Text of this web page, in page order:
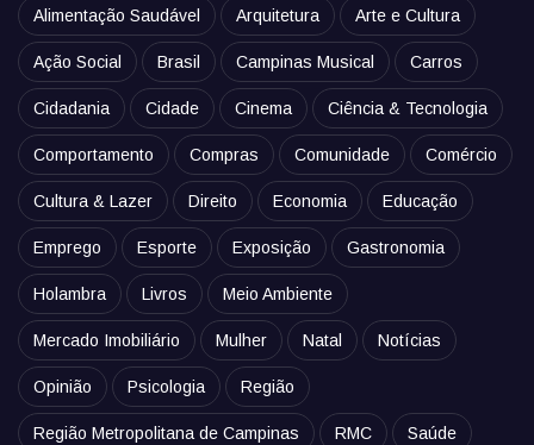
Alimentação Saudável Arquitetura Arte e Cultura
Ação Social Brasil Campinas Musical Carros
Cidadania Cidade Cinema Ciência & Tecnologia
Comportamento Compras Comunidade Comércio
Cultura & Lazer Direito Economia Educação
Emprego Esporte Exposição Gastronomia
Holambra Livros Meio Ambiente
Mercado Imobiliário Mulher Natal Notícias
Opinião Psicologia Região
Região Metropolitana de Campinas RMC Saúde